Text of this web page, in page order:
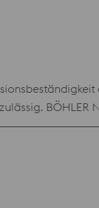
BÖHLER
und bietet gute
für Armaturen,
auf max. 23